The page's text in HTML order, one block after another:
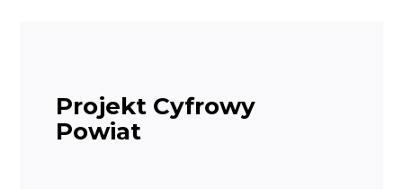
Projekt Cyfrowy
Powiat